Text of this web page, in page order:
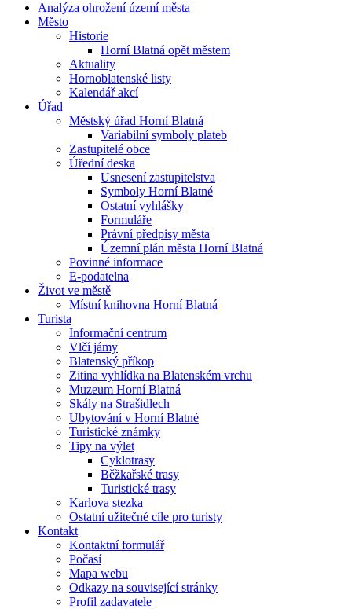
Analýza ohrožení území města
Město
Historie
Horní Blatná opět městem
Aktuality
Hornoblatenské listy
Kalendář akcí
Úřad
Městský úřad Horní Blatná
Variabilní symboly plateb
Zastupitelé obce
Úřední deska
Usnesení zastupitelstva
Symboly Horní Blatné
Ostatní vyhlášky
Formuláře
Právní předpisy města
Územní plán města Horní Blatná
Povinné informace
E-podatelna
Život ve městě
Místní knihovna Horní Blatná
Turista
Informační centrum
Vlčí jámy
Blatenský příkop
Zitina vyhlídka na Blatenském vrchu
Muzeum Horní Blatná
Skály na Strašidlech
Ubytování v Horní Blatné
Turistické známky
Tipy na výlet
Cyklotrasy
Běžkařské trasy
Turistické trasy
Karlova stezka
Ostatní užitečné cíle pro turisty
Kontakt
Kontaktní formulář
Počasí
Mapa webu
Odkazy na související stránky
Profil zadavatele